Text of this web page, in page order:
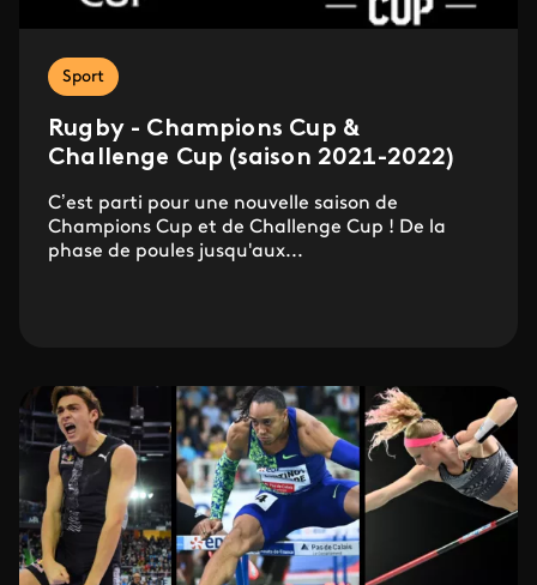
Sport
Rugby - Champions Cup &
Challenge Cup (saison 2021-2022)
C’est parti pour une nouvelle saison de
Champions Cup et de Challenge Cup ! De la
phase de poules jusqu'aux...